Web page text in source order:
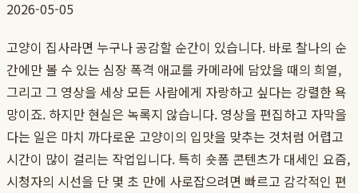
2026-05-05
고양이 집사라면 누구나 공감할 순간이 있습니다. 바로 찰나의 순
간에만 볼 수 있는 심장 폭격 애교를 카메라에 담았을 때의 희열,
그리고 그 영상을 세상 모든 사람에게 자랑하고 싶다는 강렬한 욕
망이죠. 하지만 현실은 녹록지 않습니다. 영상을 편집하고 자막을
다는 일은 마치 까다로운 고양이의 입맛을 맞추는 것처럼 어렵고
시간이 많이 걸리는 작업입니다. 특히 숏폼 콘텐츠가 대세인 요즘,
시청자의 시선을 단 몇 초 만에 사로잡으려면 빠르고 감각적인 편